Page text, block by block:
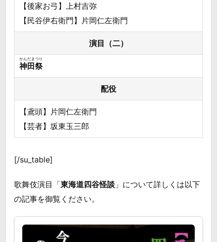
【後家お弓】上村吉弥
【民谷伊右衛門】片岡仁左衛門
演目（二）
神田祭
かんだまつり
配役
【鳶頭】片岡仁左衛門
【芸者】坂東玉三郎
[/su_table]
歌舞伎演目「東海道四谷怪談 」について詳しくは以下
の記事を御覧ください。